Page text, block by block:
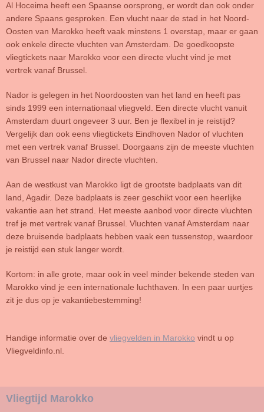
Al Hoceima heeft een Spaanse oorsprong, er wordt dan ook onder
andere Spaans gesproken. Een vlucht naar de stad in het Noord-
Oosten van Marokko heeft vaak minstens 1 overstap, maar er gaan
ook enkele directe vluchten van Amsterdam. De goedkoopste
vliegtickets naar Marokko voor een directe vlucht vind je met
vertrek vanaf Brussel.
Nador is gelegen in het Noordoosten van het land en heeft pas
sinds 1999 een internationaal vliegveld. Een directe vlucht vanuit
Amsterdam duurt ongeveer 3 uur. Ben je flexibel in je reistijd?
Vergelijk dan ook eens vliegtickets Eindhoven Nador of vluchten
met een vertrek vanaf Brussel. Doorgaans zijn de meeste vluchten
van Brussel naar Nador directe vluchten.
Aan de westkust van Marokko ligt de grootste badplaats van dit
land, Agadir. Deze badplaats is zeer geschikt voor een heerlijke
vakantie aan het strand. Het meeste aanbod voor directe vluchten
tref je met vertrek vanaf Brussel. Vluchten vanaf Amsterdam naar
deze bruisende badplaats hebben vaak een tussenstop, waardoor
je reistijd een stuk langer wordt.
Kortom: in alle grote, maar ook in veel minder bekende steden van
Marokko vind je een internationale luchthaven. In een paar uurtjes
zit je dus op je vakantiebestemming!
Handige informatie over de vliegvelden in Marokko vindt u op
Vliegveldinfo.nl.
Vliegtijd Marokko